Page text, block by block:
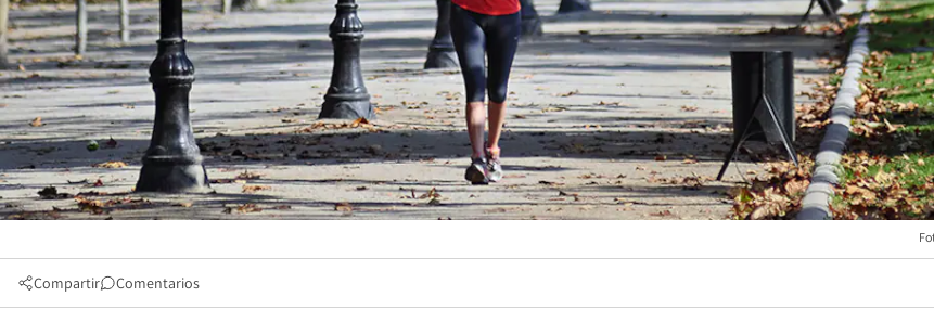
Compartir Comentarios